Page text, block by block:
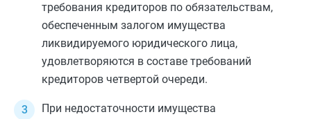
требования кредиторов по обязательствам,
обеспеченным залогом имущества
ликвидируемого юридического лица,
удовлетворяются в составе требований
кредиторов четвертой очереди.
При недостаточности имущества